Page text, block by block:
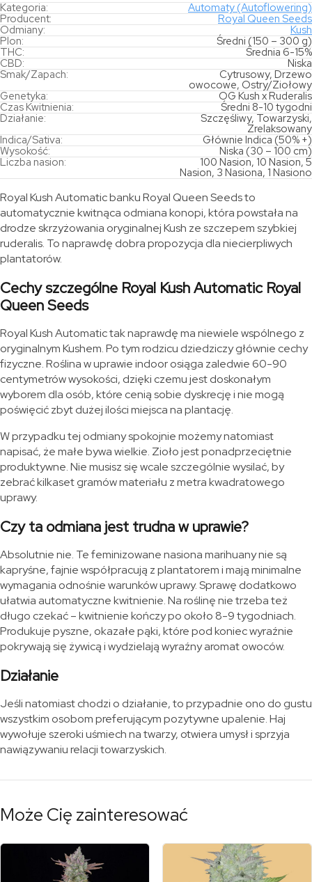
Kategoria:
Automaty (Autoflowering)
Producent:
Royal Queen Seeds
Odmiany:
Kush
Plon:
Średni (150 – 300 g)
THC:
Średnia 6-15%
CBD:
Niska
Smak/Zapach:
Cytrusowy, Drzewo
owocowe, Ostry/Ziołowy
Genetyka:
OG Kush x Ruderalis
Czas Kwitnienia:
Średni 8-10 tygodni
Działanie:
Szczęśliwy, Towarzyski,
Zrelaksowany
Indica/Sativa:
Głównie Indica (50% +)
Wysokość:
Niska (30 – 100 cm)
Liczba nasion:
100 Nasion, 10 Nasion, 5
Nasion, 3 Nasiona, 1 Nasiono
Royal Kush Automatic banku Royal Queen Seeds to
automatycznie kwitnąca odmiana konopi, która powstała na
drodze skrzyżowania oryginalnej Kush ze szczepem szybkiej
ruderalis. To naprawdę dobra propozycja dla niecierpliwych
plantatorów.
Cechy szczególne Royal Kush Automatic Royal
Queen Seeds
Royal Kush Automatic tak naprawdę ma niewiele wspólnego z
oryginalnym Kushem. Po tym rodzicu dziedziczy głównie cechy
fizyczne. Roślina w uprawie indoor osiąga zaledwie 60-90
centymetrów wysokości, dzięki czemu jest doskonałym
wyborem dla osób, które cenią sobie dyskrecję i nie mogą
poświęcić zbyt dużej ilości miejsca na plantację.
W przypadku tej odmiany spokojnie możemy natomiast
napisać, że małe bywa wielkie. Zioło jest ponadprzeciętnie
produktywne. Nie musisz się wcale szczególnie wysilać, by
zebrać kilkaset gramów materiału z metra kwadratowego
uprawy.
Czy ta odmiana jest trudna w uprawie?
Absolutnie nie. Te feminizowane nasiona marihuany nie są
kapryśne, fajnie współpracują z plantatorem i mają minimalne
wymagania odnośnie warunków uprawy. Sprawę dodatkowo
ułatwia automatyczne kwitnienie. Na roślinę nie trzeba też
długo czekać – kwitnienie kończy po około 8-9 tygodniach.
Produkuje pyszne, okazałe pąki, które pod koniec wyraźnie
pokrywają się żywicą i wydzielają wyraźny aromat owoców.
Działanie
Jeśli natomiast chodzi o działanie, to przypadnie ono do gustu
wszystkim osobom preferującym pozytywne upalenie. Haj
wywołuje szeroki uśmiech na twarzy, otwiera umysł i sprzyja
nawiązywaniu relacji towarzyskich.
Może Cię zainteresować